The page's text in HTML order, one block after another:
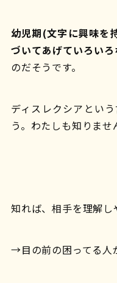
幼児期(文字に興味を
づいてあげていろい
のだそうです。
ディスレクシアとい
う。わたしも知りませ
知れば、相手を理解し
→目の前の困ってる人